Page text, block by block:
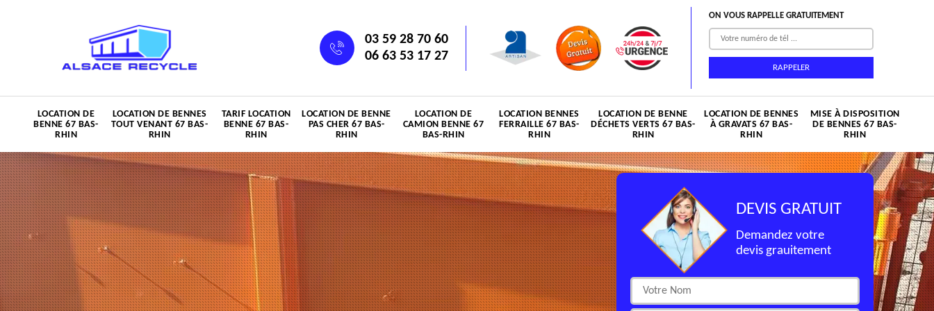
03 59 28 70 60
06 63 53 17 27
ON VOUS RAPPELLE GRATUITEMENT
LOCATION DE
BENNE 67 BAS-
RHIN
LOCATION DE BENNES
TOUT VENANT 67 BAS-
RHIN
TARIF LOCATION
BENNE 67 BAS-
RHIN
LOCATION DE BENNE
PAS CHER 67 BAS-
RHIN
LOCATION DE
CAMION BENNE 67
BAS-RHIN
LOCATION BENNES
FERRAILLE 67 BAS-
RHIN
LOCATION DE BENNE
DÉCHETS VERTS 67 BAS-
RHIN
LOCATION DE BENNES
À GRAVATS 67 BAS-
RHIN
MISE À DISPOSITION
DE BENNES 67 BAS-
RHIN
DEVIS GRATUIT
Demandez votre
devis grauitement